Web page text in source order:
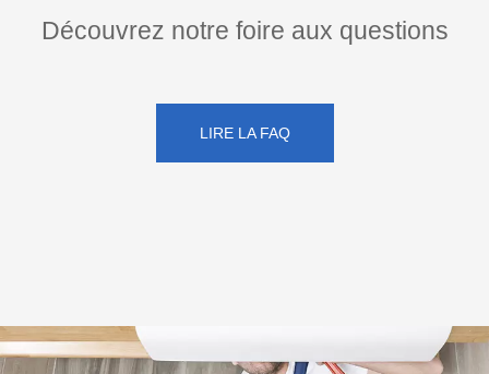
Découvrez notre foire aux questions
LIRE LA FAQ